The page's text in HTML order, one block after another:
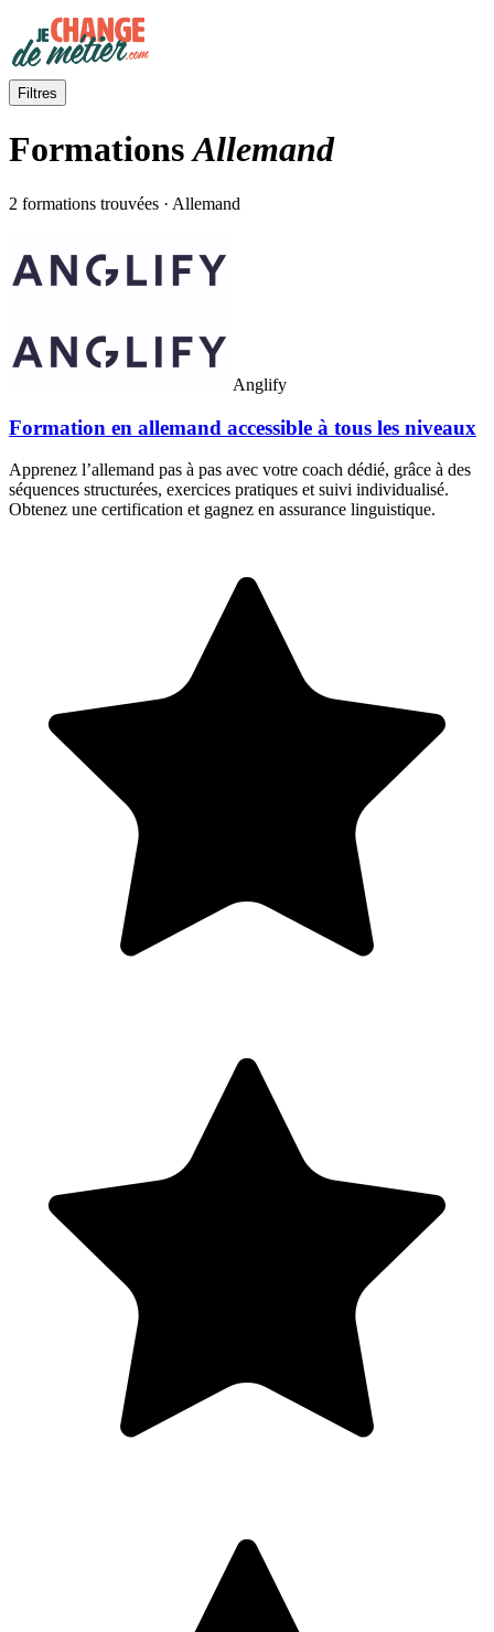
Filtres
FormationsAllemand
2 formations trouvées · Allemand
Anglify
Formation en allemand accessible à tous les niveaux
Apprenez l’allemand pas à pas avec votre coach dédié, grâce à des
séquences structurées, exercices pratiques et suivi individualisé.
Obtenez une certification et gagnez en assurance linguistique.